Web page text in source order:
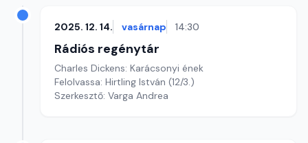
2025. 12. 14. vasárnap 14:30
Rádiós regénytár
Charles Dickens: Karácsonyi ének
Felolvassa: Hirtling István (12/3.)
Szerkesztő: Varga Andrea